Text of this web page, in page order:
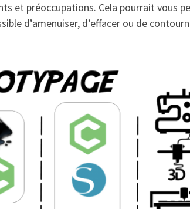
et préoccupations. Cela pourrait vous
d’amenuiser, d’effacer ou de